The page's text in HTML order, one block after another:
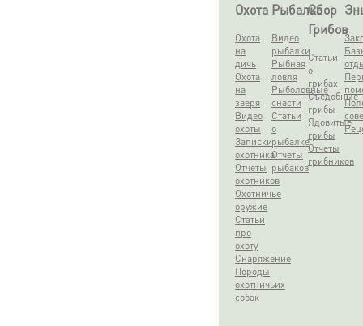
Охота
Охота
на
дичь
Охота
на
зверя
Видео
охоты
Записки
охотника
Отчеты
охотников
Охотничье
оружие
Статьи
про
охоту
Снаряжение
Породы
охотничьих
собак
Рыбалка
Видео
рыбалки
Рыбная
ловля
Рыболовные
снасти
Статьи
о
рыбалке
Отчеты
рыбаков
Сбор
Грибов
Статьи
о
грибах
Съедобные
грибы
Ядовитые
грибы
Отчеты
грибников